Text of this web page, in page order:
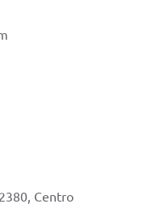
Centro